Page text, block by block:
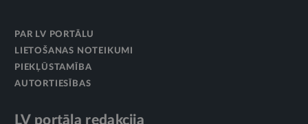
PAR LV PORTĀLU
LIETOŠANAS NOTEIKUMI
PIEKĻŪSTAMĪBA
AUTORTIESĪBAS
LV portāla redakcija